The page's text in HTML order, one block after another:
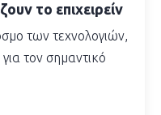
το επιχειρείν
των τεχνολογιών,
τον σημαντικό